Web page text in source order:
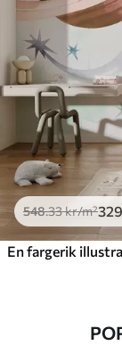
548.33kr/m²329